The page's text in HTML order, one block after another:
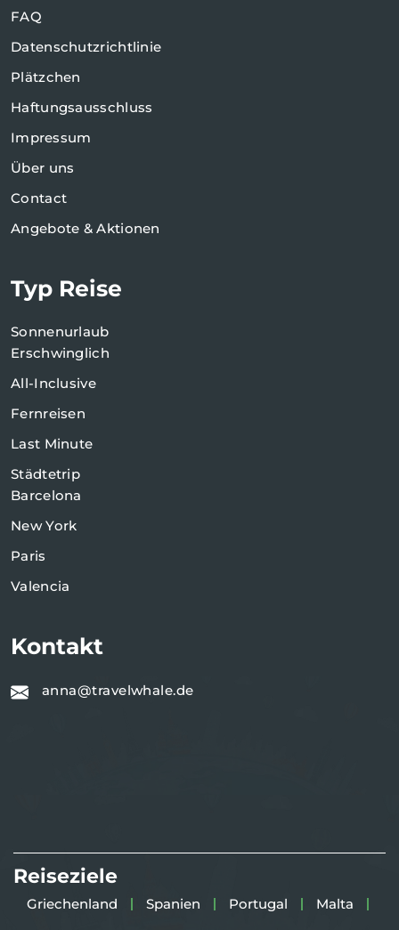
FAQ
Datenschutzrichtlinie
Plätzchen
Haftungsausschluss
Impressum
Über uns
Contact
Angebote & Aktionen
Typ Reise
Sonnenurlaub
Erschwinglich
All-Inclusive
Fernreisen
Last Minute
Städtetrip
Barcelona
New York
Paris
Valencia
Kontakt
anna@travelwhale.de
Reiseziele
Griechenland Spanien Portugal Malta